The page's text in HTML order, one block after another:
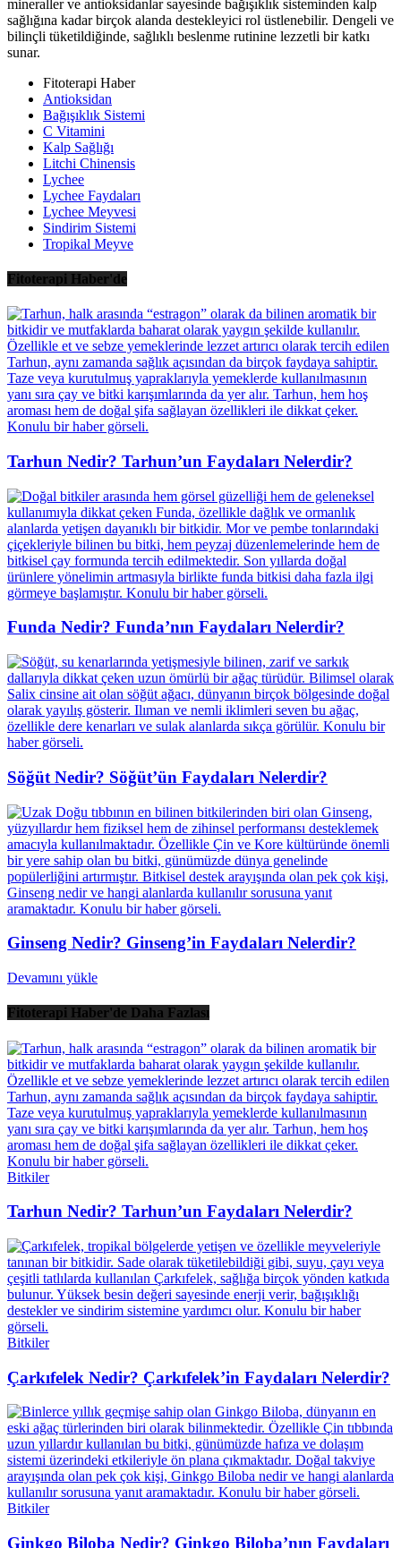
mineraller ve antioksidanlar sayesinde bağışıklık sisteminden kalp
sağlığına kadar birçok alanda destekleyici rol üstlenebilir. Dengeli ve
bilinçli tüketildiğinde, sağlıklı beslenme rutinine lezzetli bir katkı
sunar.
Fitoterapi Haber
Antioksidan
Bağışıklık Sistemi
C Vitamini
Kalp Sağlığı
Litchi Chinensis
Lychee
Lychee Faydaları
Lychee Meyvesi
Sindirim Sistemi
Tropikal Meyve
Fitoterapi Haber'de
Tarhun Nedir? Tarhun’un Faydaları Nelerdir?
Funda Nedir? Funda’nın Faydaları Nelerdir?
Söğüt Nedir? Söğüt’ün Faydaları Nelerdir?
Ginseng Nedir? Ginseng’in Faydaları Nelerdir?
Devamını yükle
Fitoterapi Haber'de Daha Fazlası
Bitkiler
Tarhun Nedir? Tarhun’un Faydaları Nelerdir?
Bitkiler
Çarkıfelek Nedir? Çarkıfelek’in Faydaları Nelerdir?
Bitkiler
Ginkgo Biloba Nedir? Ginkgo Biloba’nın Faydaları